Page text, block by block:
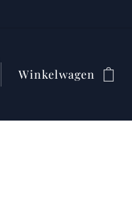
Winkelwagen